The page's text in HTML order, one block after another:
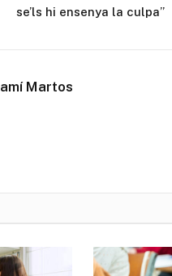
se’ls hi ensenya la culpa”
Martos